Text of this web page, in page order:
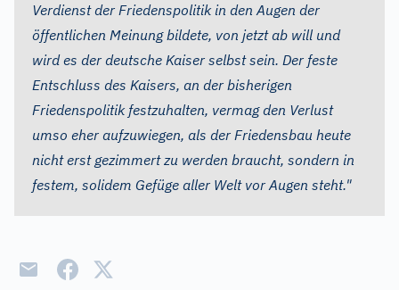
Verdienst der Friedenspolitik in den Augen der
öffentlichen Meinung bildete, von jetzt ab will und
wird es der deutsche Kaiser selbst sein. Der feste
Entschluss des Kaisers, an der bisherigen
Friedenspolitik festzuhalten, vermag den Verlust
umso eher aufzuwiegen, als der Friedensbau heute
nicht erst gezimmert zu werden braucht, sondern in
festem, solidem Gefüge aller Welt vor Augen steht."